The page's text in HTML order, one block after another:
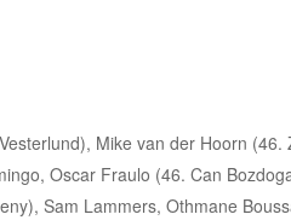
Mike van der Hoorn (46.
Oscar Fraulo (46. Can
Sam Lammers, Othmane